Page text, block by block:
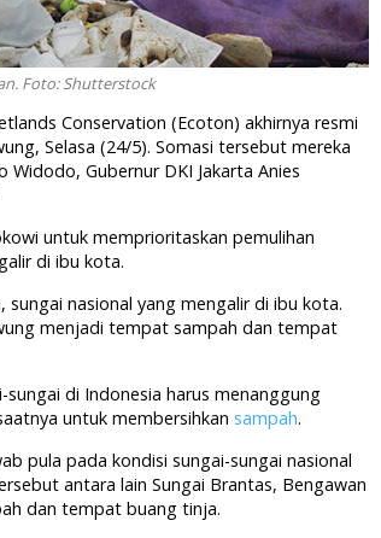
Foto: Shutterstock
Conservation (Ecoton) akhirnya resmi
Selasa (24/5). Somasi tersebut mereka
Widodo, Gubernur DKI Jakarta Anies
untuk memprioritaskan pemulihan
di ibu kota.
sungai nasional yang mengalir di ibu kota.
menjadi tempat sampah dan tempat
di Indonesia harus menanggung
untuk membersihkan sampah.
pula pada kondisi sungai-sungai nasional
antara lain Sungai Brantas, Bengawan
dan tempat buang tinja.